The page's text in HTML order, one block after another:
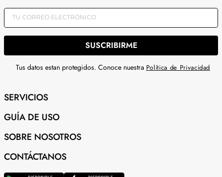
SUSCRIBIRME
Tus datos estan protegidos. Conoce nuestra Política de Privacidad
SERVICIOS
GUÍA DE USO
SOBRE NOSOTROS
CONTÁCTANOS